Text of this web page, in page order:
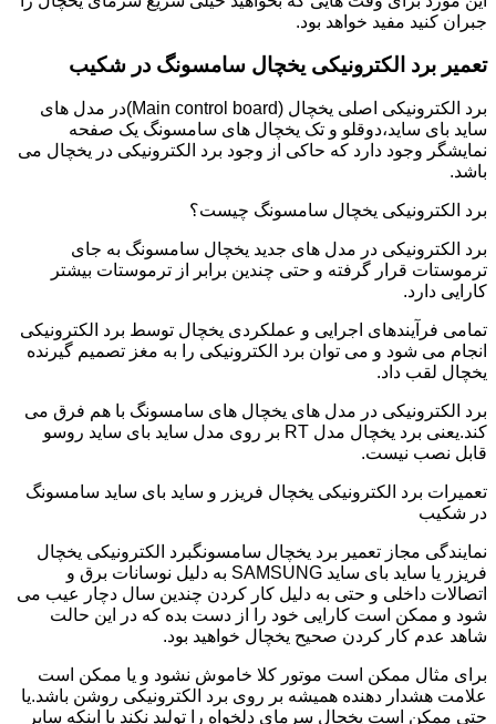
جبران کنید مفید خواهد بود.
تعمیر برد الکترونیکی یخچال سامسونگ در شکیب
برد الکترونیکی اصلی یخچال (Main control board)در مدل های
ساید بای ساید،دوقلو و تک یخچال های سامسونگ یک صفحه
نمایشگر وجود دارد که حاکی از وجود برد الکترونیکی در یخچال می
باشد.
برد الکترونیکی یخچال سامسونگ چیست؟
برد الکترونیکی در مدل های جدید یخچال سامسونگ به جای
ترموستات قرار گرفته و حتی چندین برابر از ترموستات بیشتر
کارایی دارد.
تمامی فرآیندهای اجرایی و عملکردی یخچال توسط برد الکترونیکی
انجام می شود و می توان برد الکترونیکی را به مغز تصمیم گیرنده
یخچال لقب داد.
برد الکترونیکی در مدل های یخچال های سامسونگ با هم فرق می
کند.یعنی برد یخچال مدل RT بر روی مدل ساید بای ساید روسو
قابل نصب نیست.
تعمیرات برد الکترونیکی یخچال فریزر و ساید بای ساید سامسونگ
در شکیب
نمایندگی مجاز تعمیر برد یخچال سامسونگبرد الکترونیکی یخچال
فریزر یا ساید بای ساید SAMSUNG به دلیل نوسانات برق و
اتصالات داخلی و حتی به دلیل کار کردن چندین سال دچار عیب می
شود و ممکن است کارایی خود را از دست بده که در این حالت
شاهد عدم کار کردن صحیح یخچال خواهید بود.
برای مثال ممکن است موتور کلا خاموش نشود و یا ممکن است
علامت هشدار دهنده همیشه بر روی برد الکترونیکی روشن باشد.یا
حتی ممکن است یخچال سرمای دلخواه را تولید نکند با اینکه سایر